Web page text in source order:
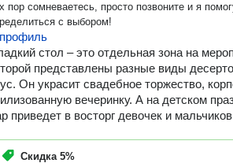
пор сомневаетесь, просто позвоните и я
с выбором!
стол – это отдельная зона на
представлены разные виды
Он украсит свадебное торжество,
вечеринку. А на детском
приведет в восторг девочек и
Скидка 5%